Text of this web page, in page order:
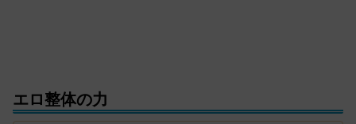
エロ整体の力